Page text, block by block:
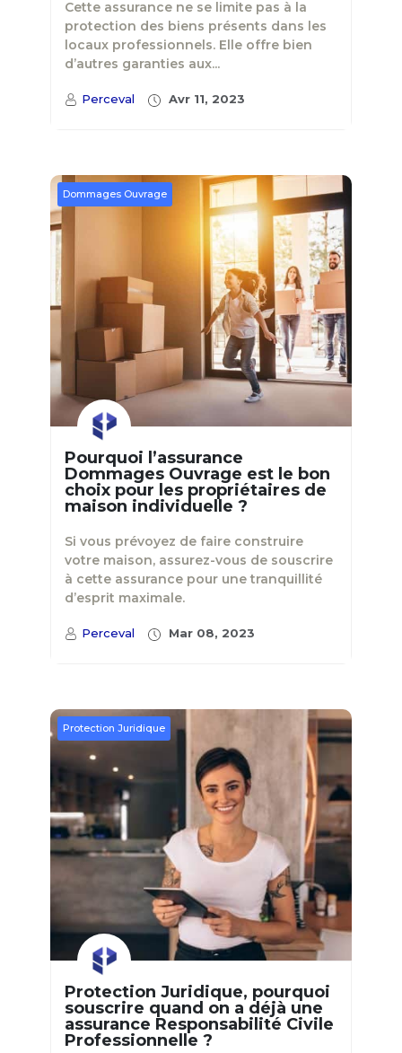
Cette assurance ne se limite pas à la
protection des biens présents dans les
locaux professionnels. Elle offre bien
d’autres garanties aux...
Perceval Avr 11, 2023
Dommages Ouvrage
Pourquoi l’assurance
Dommages Ouvrage est le bon
choix pour les propriétaires de
maison individuelle ?
Si vous prévoyez de faire construire
votre maison, assurez-vous de souscrire
à cette assurance pour une tranquillité
d’esprit maximale.
Perceval Mar 08, 2023
Protection Juridique
Protection Juridique, pourquoi
souscrire quand on a déjà une
assurance Responsabilité Civile
Professionnelle ?